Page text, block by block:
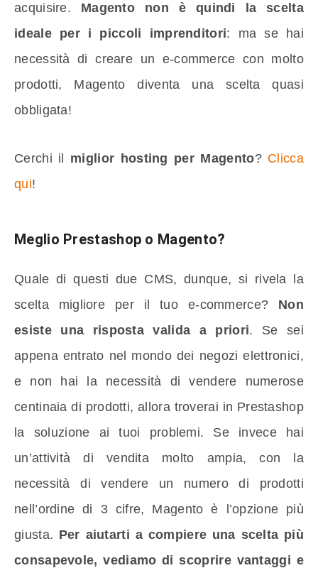
acquisire. Magento non è quindi la scelta
ideale per i piccoli imprenditori: ma se hai
necessità di creare un e-commerce con molto
prodotti, Magento diventa una scelta quasi
obbligata!
Cerchi il miglior hosting per Magento? Clicca
qui!
Meglio Prestashop o Magento?
Quale di questi due CMS, dunque, si rivela la
scelta migliore per il tuo e-commerce? Non
esiste una risposta valida a priori. Se sei
appena entrato nel mondo dei negozi elettronici,
e non hai la necessità di vendere numerose
centinaia di prodotti, allora troverai in Prestashop
la soluzione ai tuoi problemi. Se invece hai
un’attività di vendita molto ampia, con la
necessità di vendere un numero di prodotti
nell’ordine di 3 cifre, Magento è l’opzione più
giusta. Per aiutarti a compiere una scelta più
consapevole, vediamo di scoprire vantaggi e